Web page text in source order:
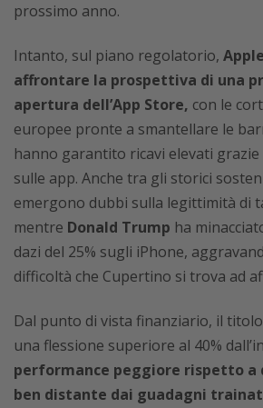
prossimo anno.
Intanto, sul piano regolatorio,
affrontare la prospettiva di una
apertura dell’App Store, con le
europee pronte a smantellare le
hanno garantito ricavi elevati grazie
sulle app. Anche tra gli storici
emergono dubbi sulla legittimità di
mentre Donald Trump ha
dazi del 25% sugli iPhone,
difficoltà che Cupertino si trova ad
Dal punto di vista finanziario, il
una flessione superiore al 40%
performance peggiore rispetto a
ben distante dai guadagni